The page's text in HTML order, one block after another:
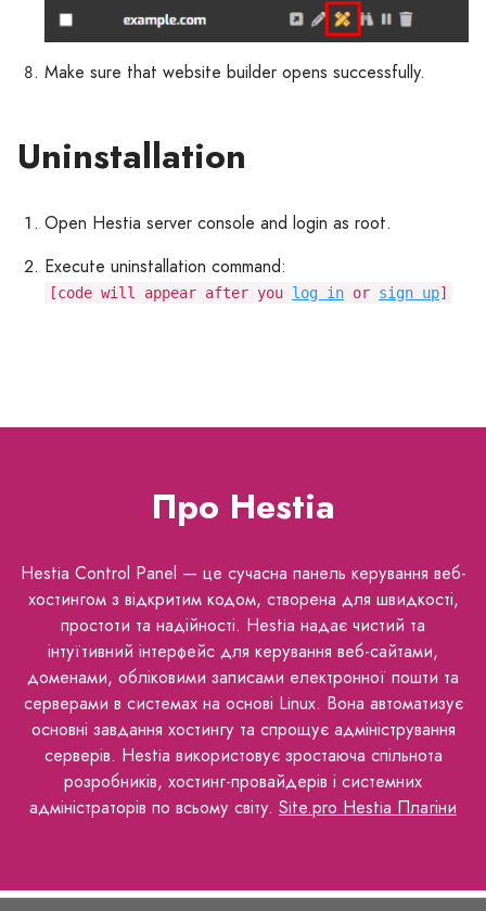
Make sure that website builder opens successfully.
Uninstallation
Open Hestia server console and login as root.
Execute uninstallation command:
[code will appear after you log in or sign up]
Про Hestia
Hestia Control Panel — це сучасна панель керування веб-
хостингом з відкритим кодом, створена для швидкості,
простоти та надійності. Hestia надає чистий та
інтуїтивний інтерфейс для керування веб-сайтами,
доменами, обліковими записами електронної пошти та
серверами в системах на основі Linux. Вона автоматизує
основні завдання хостингу та спрощує адміністрування
серверів. Hestia використовує зростаюча спільнота
розробників, хостинг-провайдерів і системних
адміністраторів по всьому світу. Site.pro Hestia Плагіни